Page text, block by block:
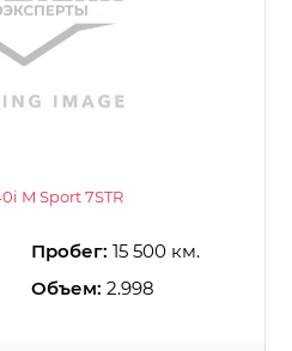
M Sport 7STR
Пробег: 15 500 км.
Объем: 2.998